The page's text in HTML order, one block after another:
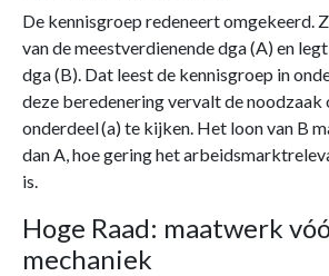
De kennisgroep redeneert omgekeerd.
van de meestverdienende dga (A) en
dga (B). Dat leest de kennisgroep in
deze beredenering vervalt de noodzaak
onderdeel (a) te kijken. Het loon van B
dan A, hoe gering het
is.
Hoge Raad: maatwerk
mechaniek